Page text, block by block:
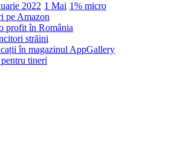
2022 1 Mai 1% micro
pe Amazon
profit în România
străini
în magazinul AppGallery
tineri